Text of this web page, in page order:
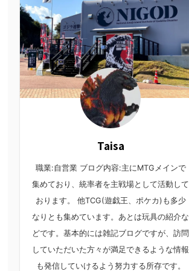
Taisa
職業:自営業 ブログ内容:主にMTGメインで
集めており、統率者を主戦場として活動して
おります。 他TCG(遊戯王、ポケカ)も多少
なりとも集めています。あとは玩具の紹介な
どです。基本的には雑記ブログですが、訪問
していただいた方々が満足できるような情報
も発信していけるよう努力する所存です。